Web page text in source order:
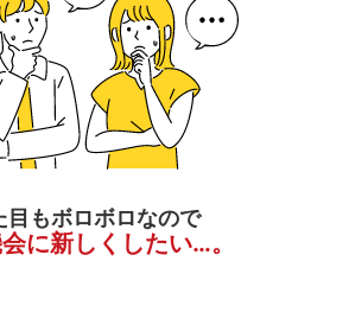
目もボロボロなので
に新しくしたい…。